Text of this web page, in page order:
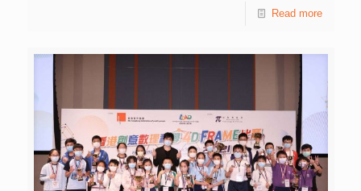
Life Planning; Communication and Cooperation; Wellness
of summer programmes aimed to enhance practical skills
and value education. The forthcoming book, Six Future
Skills You Should Learn Now,
Read more